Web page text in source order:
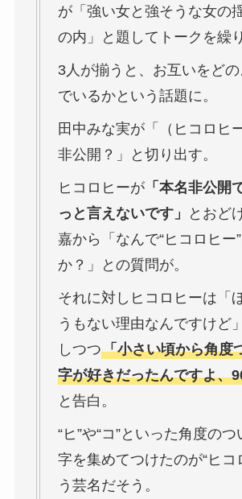
が「強い女と強そうな女の
の内」と題してトークを繰
3人が揃うと、お互いをど
でいるかという話題に。
田中みな実が「（ヒコロヒ
非公開？」と切り出す。
ヒコロヒーが「本名非公開
っと言えないです」
とおど
嘉から「なんで“ヒコロヒー
か？」との質問が。
それに対しヒコロヒーは「
うもない理由なんですけど
しつつ「小さい頃から角度
字が好きだったんですよ、
と告白。
“ヒ”や“コ”といった角度の
字を集めてつけたのが“ヒコ
う芸名だそう。